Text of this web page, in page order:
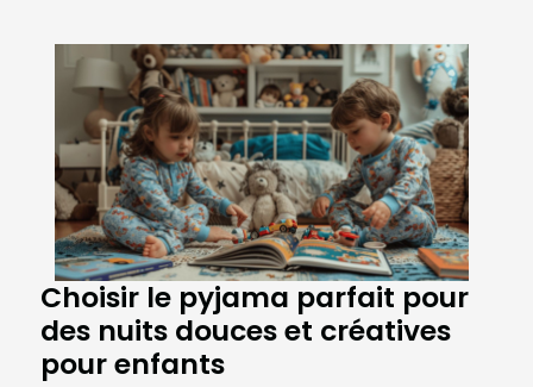
Choisir le pyjama parfait pour
des nuits douces et créatives
pour enfants